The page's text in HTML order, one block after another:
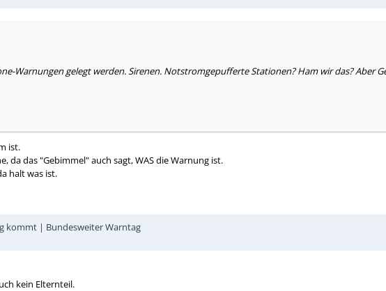
Warnungen gelegt werden. Sirenen. Notstromgepufferte Stationen? Ham wir das? Aber
ist.
da das "Gebimmel" auch sagt, WAS die Warnung ist.
halt was ist.
kommt | Bundesweiter Warntag
kein Elternteil.